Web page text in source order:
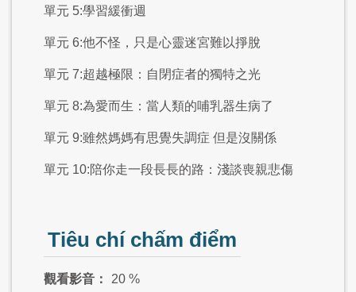
單元 5:學習緩衝週
單元 6:他不怪，只是心靈迷宮難以掙脫
單元 7:超越極限：自閉症者的獨特之光
單元 8:為愛而生：當人類的哺乳器生病了
單元 9:雖然媽媽有思覺失調症 但是沒關係
單元 10:陪你走一段長長的路：淺談喪親悲傷
Tiêu chí chấm điểm
觀看影音： 20 %